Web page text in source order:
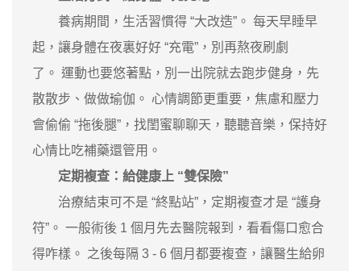
養病期間，生活習慣得 “大改造”。 每天早睡早
起，讓身體在夜裏好好 “充電”，別再熬夜刷劇
了。 運動也要悠著點，別一出院就去跑步健身，先
散散步、做做瑜伽。 心情調節更重要，焦慮和壓力
會偷偷 “拖後腿”，找閨蜜聊聊天，聽聽音樂，保持好
心情比吃補藥還管用。
定期複查：給健康上 “雙保險”
治療結束可不是 “終點站”，定期複查才是 “護身
符”。 一般術後 1 個月先去醫院報到，看看傷口愈合
得咋樣。 之後每隔 3 - 6 個月都要複查，讓醫生給卵